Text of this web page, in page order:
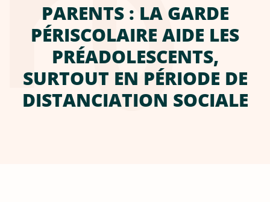
PARENTS : LA GARDE
PÉRISCOLAIRE AIDE LES
PRÉADOLESCENTS,
SURTOUT EN PÉRIODE DE
DISTANCIATION SOCIALE